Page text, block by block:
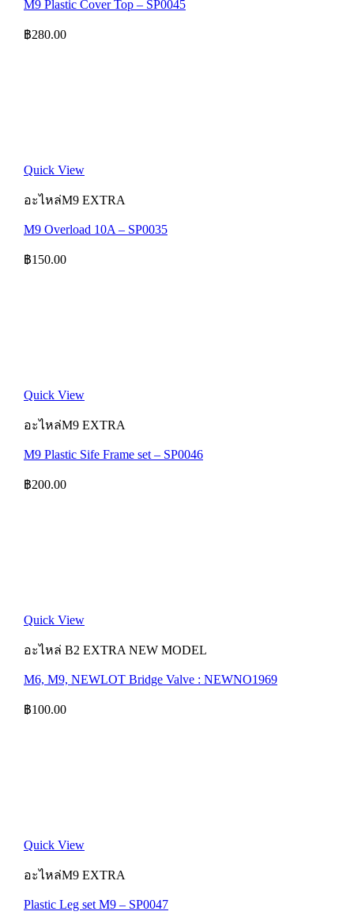
M9 Plastic Cover Top – SP0045
฿280.00
Quick View
อะไหล่M9 EXTRA
M9 Overload 10A – SP0035
฿150.00
Quick View
อะไหล่M9 EXTRA
M9 Plastic Sife Frame set – SP0046
฿200.00
Quick View
อะไหล่ B2 EXTRA NEW MODEL
M6, M9, NEWLOT Bridge Valve : NEWNO1969
฿100.00
Quick View
อะไหล่M9 EXTRA
Plastic Leg set M9 – SP0047